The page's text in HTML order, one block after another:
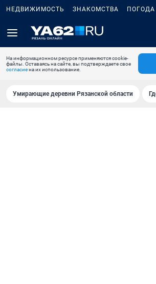
НЕДВИЖИМОСТЬ ЗНАКОМСТВА ПОГОДА
На информационном ресурсе применяются cookie-
файлы. Оставаясь на сайте, вы подтверждаете свое
согласиена их использование.
Умирающие деревни Рязанской области